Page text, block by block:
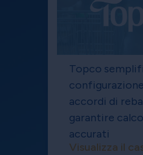
Topco
accordi di
garantire
accurati
Visualizza il